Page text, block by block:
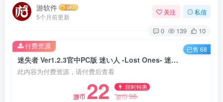
游软件
5个月前更新
关注 私信
0 139 10
迷失者 Ver1.2.3官中PC版 迷い人 -Lost Ones- 迷途者
此内容为付费资源，请付费后查看
游币 22 限时特惠
游币98
付费资源 已售 68